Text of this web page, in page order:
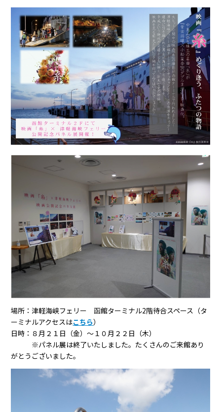
場所：津軽海峡フェリー 函館ターミナル2階待合スペース（タ
ーミナルアクセスはこちら）
日時：８月２１日（金）～１０月２２日（木）
※パネル展は終了いたしました。たくさんのご来館あり
がとうございました。